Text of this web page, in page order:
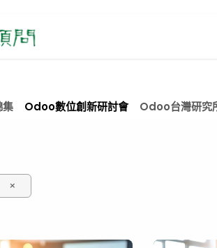
集 Odoo數位創新研討會 Odoo台灣研究
×